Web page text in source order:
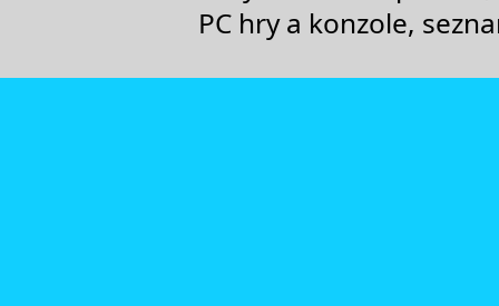
PC hry a konzole,